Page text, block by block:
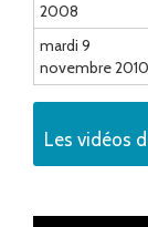
2008
mardi 9
novembre 2010
Les vidéos